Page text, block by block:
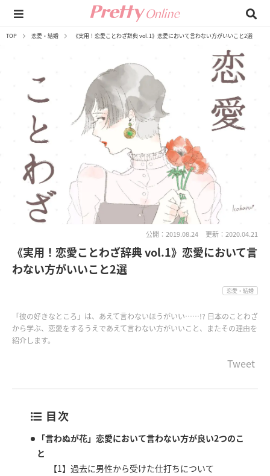
TOP 恋愛・結婚 《実用！恋愛ことわざ辞典 vol.1》恋愛において言わない方がいいこと2選
公開：2019.08.24 更新：2020.04.21
《実用！恋愛ことわざ辞典 vol.1》恋愛において言
わない方がいいこと2選
恋愛・結婚
「彼の好きなところ」は、あえて言わないほうがいい……!? 日本のことわざ
から学ぶ、恋愛をするうえであえて言わない方がいいこと、またその理由を
紹介します。
Tweet
目次
「言わぬが花」恋愛において言わない方が良い2つのこ
と
【1】過去に男性から受けた仕打ちについて